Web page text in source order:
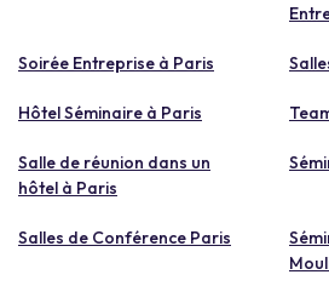
Soirée Entreprise à Paris
Hôtel Séminaire à Paris
Salle de réunion dans un
hôtel à Paris
Salles de Conférence Paris